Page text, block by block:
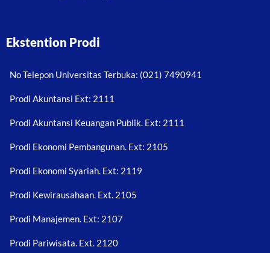
Ekstention Prodi
No Telepon Universitas Terbuka: (021) 7490941
Prodi Akuntansi Ext: 2111
Prodi Akuntansi Keuangan Publik. Ext: 2111
Prodi Ekonomi Pembangunan. Ext: 2105
Prodi Ekonomi Syariah. Ext: 2119
Prodi Kewirausahaan. Ext. 2105
Prodi Manajemen. Ext: 2107
Prodi Pariwisata. Ext. 2120